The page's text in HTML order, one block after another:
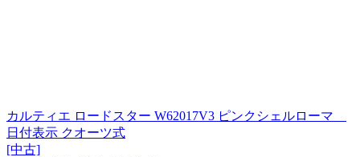
カルティエ ロードスター W62017V3 ピンクシェルローマ
日付表示 クオーツ式
[中古]